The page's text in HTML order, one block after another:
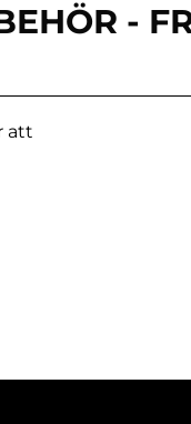
-
att